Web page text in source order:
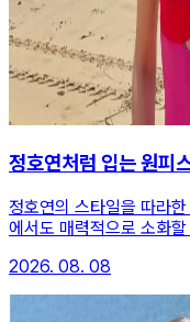
정호연처럼 입는 원피
정호연의 스타일을 따라
에서도 매력적으로 소화
2026. 08. 08